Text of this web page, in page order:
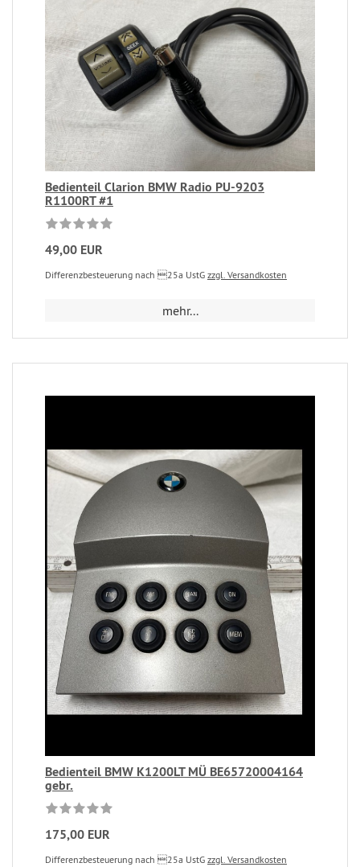
Bedienteil Clarion BMW Radio PU-9203
R1100RT #1
49,00 EUR
Differenzbesteuerung nach 25a UstG zzgl. Versandkosten
mehr...
Bedienteil BMW K1200LT MÜ BE65720004164
gebr.
175,00 EUR
Differenzbesteuerung nach 25a UstG zzgl. Versandkosten